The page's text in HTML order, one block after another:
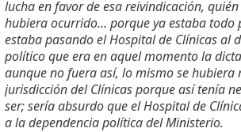
lucha en favor de esa reivindicación,
hubiera ocurrido... porque ya estaba todo
estaba pasando el Hospital de Clínicas al
político que era en aquel momento la
aunque no fuera así, lo mismo se hubiera
jurisdicción del Clínicas porque así tenía
ser; sería absurdo que el Hospital de
a la dependencia política del Ministerio.